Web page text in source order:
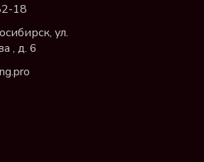
18
ул.
, д. 6